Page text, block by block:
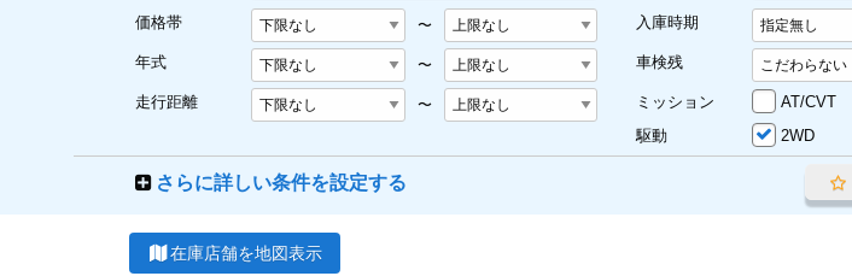
価格帯 〜
年式 〜
走行距離 〜
入庫時期
車検残
ミッション AT/CVT
駆動
2WD
さらに詳しい条件を設定する
在庫店舗を地図表示